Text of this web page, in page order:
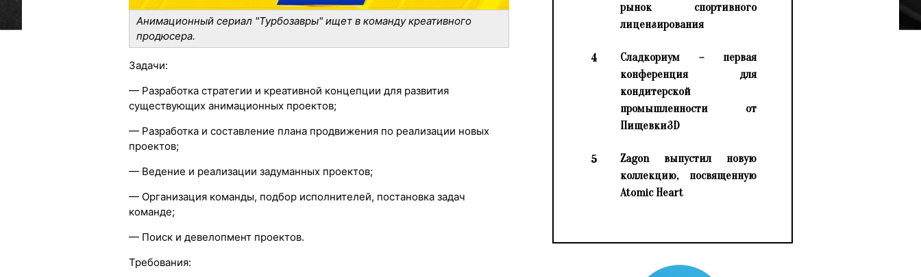
Анимационный сериал "Турбозавры" ищет в команду креативного
продюсера.
Задачи:
— Разработка стратегии и креативной концепции для развития
существующих анимационных проектов;
— Разработка и составление плана продвижения по реализации новых
проектов;
— Ведение и реализации задуманных проектов;
— Организация команды, подбор исполнителей, постановка задач
команде;
— Поиск и девелопмент проектов.
Требования:
рынок спортивного
лицензирования
4
Сладкориум – первая
конференция для
кондитерской
промышленности от
Пищевки3D
5
Zagon выпустил новую
коллекцию, посвященную
Atomic Heart